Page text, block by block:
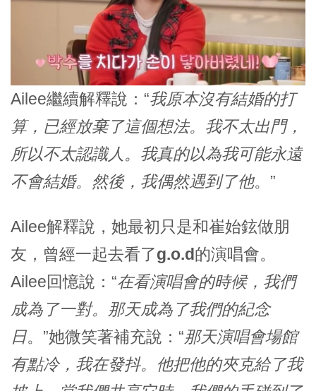
Ailee繼續解釋說：“我原本沒有結婚的打
算，已經放棄了這個想法。我不太出門，
所以不太認識人。我真的以為我可能永遠
不會結婚。然後，我偶然遇到了他。”
Ailee解釋說，她最初只是和崔始鉉做朋
友，曾經一起去看了g.o.d的演唱會。
Ailee回憶說：“在看演唱會的時候，我們
成為了一對。那天成為了我們的紀念
日。”她微笑著補充說：“那天演唱會場館
有點冷，我在發抖。他把他的夾克給了我